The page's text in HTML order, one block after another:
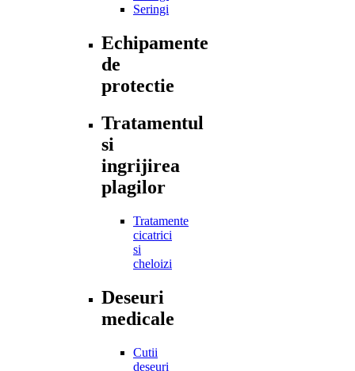
Seringi
Echipamente
de
protectie
Tratamentul
si
ingrijirea
plagilor
Tratamente
cicatrici
si
cheloizi
Deseuri
medicale
Cutii
deșeuri